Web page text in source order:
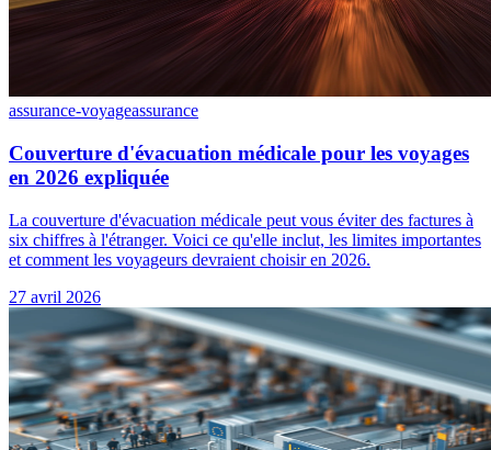
assurance-voyageassurance
Couverture d'évacuation médicale pour les voyages
en 2026 expliquée
La couverture d'évacuation médicale peut vous éviter des factures à
six chiffres à l'étranger. Voici ce qu'elle inclut, les limites importantes
et comment les voyageurs devraient choisir en 2026.
27 avril 2026